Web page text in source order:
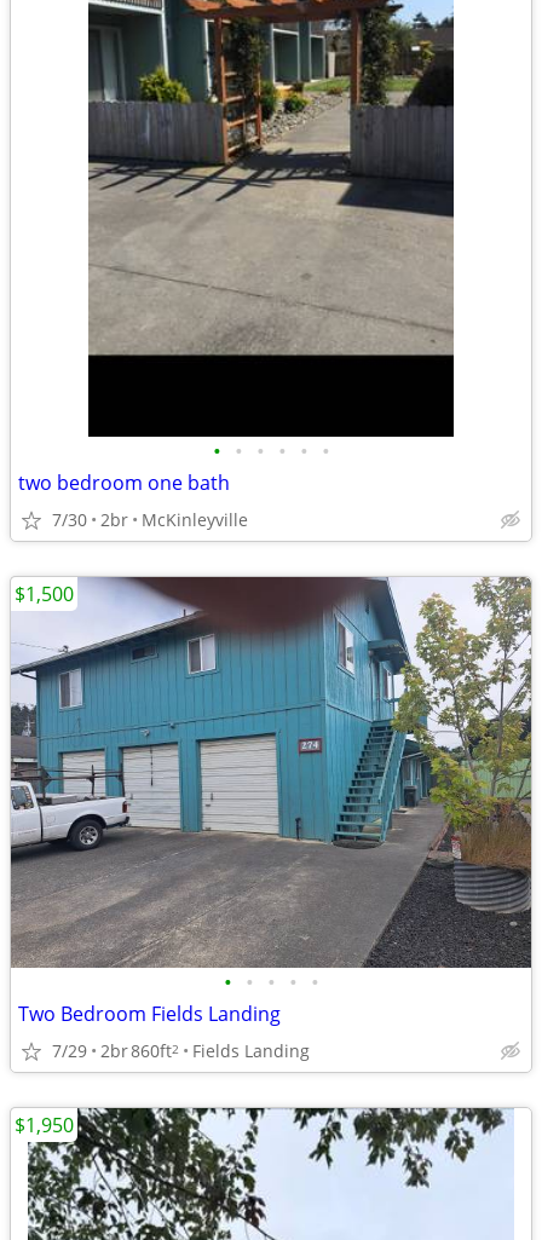
• • • • • •
two bedroom one bath
7/30 2br McKinleyville
• • • • •
Two Bedroom Fields Landing
7/29 2br860ft2 Fields Landing
$1,500
$1,950